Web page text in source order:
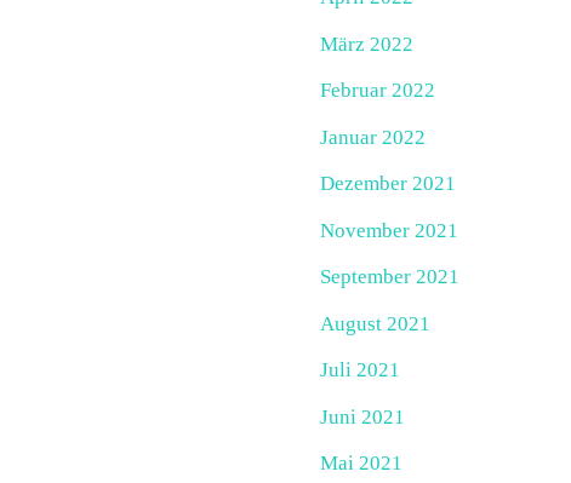
März 2022
Februar 2022
Januar 2022
Dezember 2021
November 2021
September 2021
August 2021
Juli 2021
Juni 2021
Mai 2021